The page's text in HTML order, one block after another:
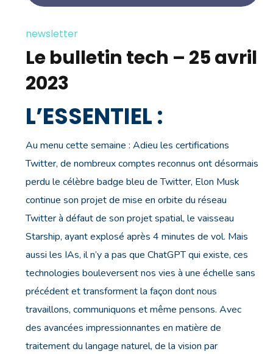
newsletter
Le bulletin tech – 25 avril
2023
L’ESSENTIEL :
Au menu cette semaine : Adieu les certifications
Twitter, de nombreux comptes reconnus ont désormais
perdu le célèbre badge bleu de Twitter, Elon Musk
continue son projet de mise en orbite du réseau
Twitter à défaut de son projet spatial, le vaisseau
Starship, ayant explosé après 4 minutes de vol. Mais
aussi les IAs, il n’y a pas que ChatGPT qui existe, ces
technologies bouleversent nos vies à une échelle sans
précédent et transforment la façon dont nous
travaillons, communiquons et même pensons. Avec
des avancées impressionnantes en matière de
traitement du langage naturel, de la vision par